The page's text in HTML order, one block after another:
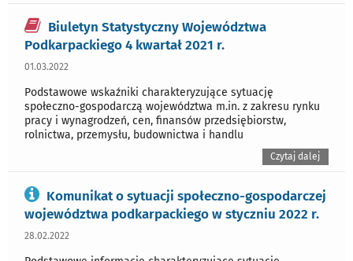
Biuletyn Statystyczny Województwa
Podkarpackiego 4 kwartał 2021 r.
01.03.2022
Podstawowe wskaźniki charakteryzujące sytuację
społeczno-gospodarczą województwa m.in. z zakresu rynku
pracy i wynagrodzeń, cen, finansów przedsiębiorstw,
rolnictwa, przemysłu, budownictwa i handlu
Czytaj dalej
Komunikat o sytuacji społeczno-gospodarczej
województwa podkarpackiego w styczniu 2022 r.
28.02.2022